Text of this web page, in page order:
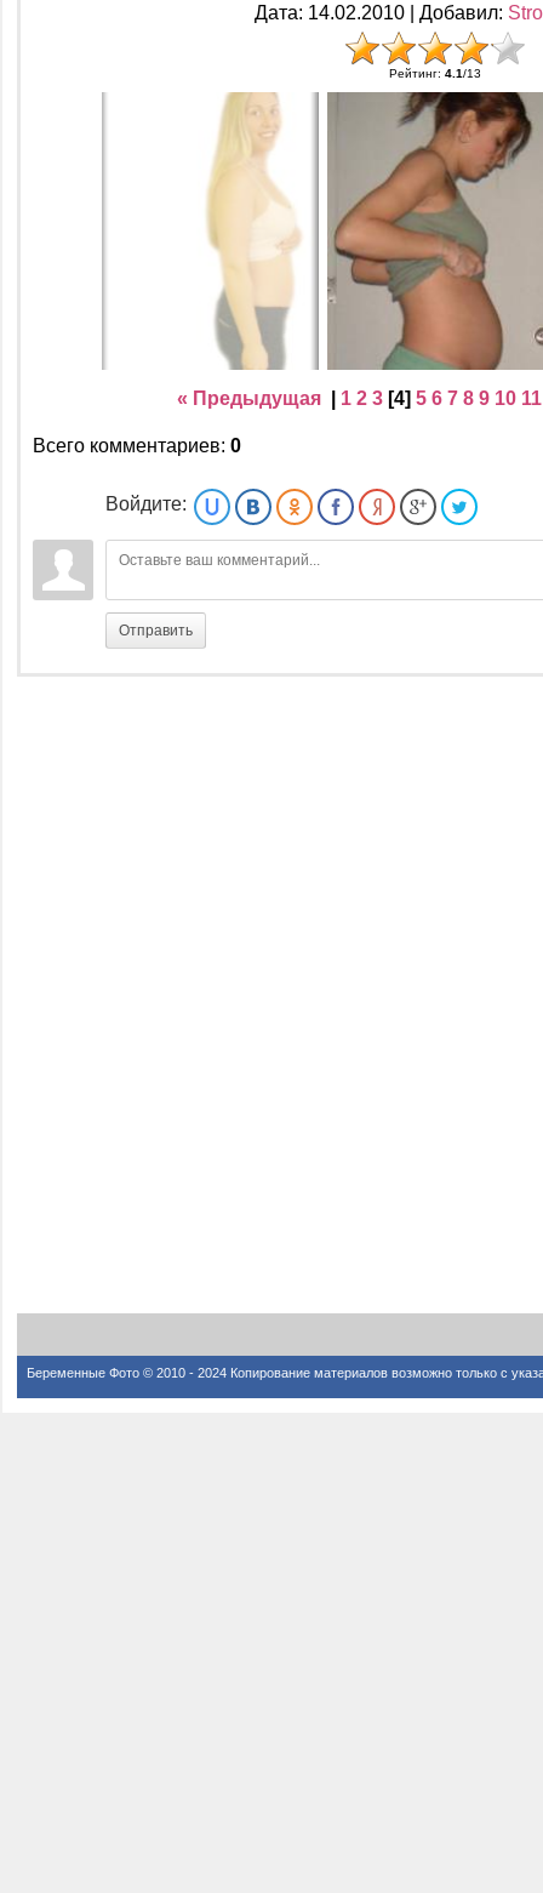
Дата: 14.02.2010 | Добавил:
Рейтинг: 4.1/13
« Предыдущая 1 2 3 [4] 5 6 7 8 9 10 11
Всего комментариев: 0
Войдите:
Отправить
Беременные Фото © 2010 - 2024 Копирование материалов возможно только с